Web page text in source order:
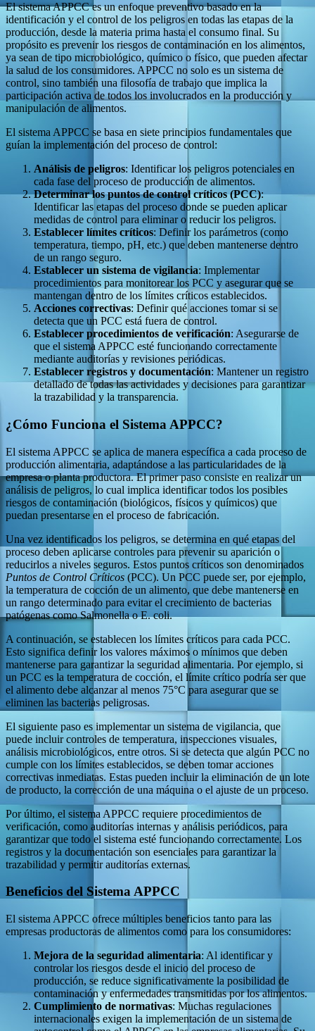
El sistema APPCC es un enfoque preventivo basado en la
identificación y el control de los peligros en todas las etapas de la
producción, desde la materia prima hasta el consumo final. Su
propósito es prevenir los riesgos de contaminación en los alimentos,
ya sean de tipo microbiológico, químico o físico, que pueden afectar
la salud de los consumidores. APPCC no solo es un sistema de
control, sino también una filosofía de trabajo que implica la
participación activa de todos los involucrados en la producción y
manipulación de alimentos.
El sistema APPCC se basa en siete principios fundamentales que
guían la implementación del proceso de control:
Análisis de peligros: Identificar los peligros potenciales en
cada fase del proceso de producción de alimentos.
Determinar los puntos de control críticos (PCC):
Identificar las etapas del proceso donde se pueden aplicar
medidas de control para eliminar o reducir los peligros.
Establecer límites críticos: Definir los parámetros (como
temperatura, tiempo, pH, etc.) que deben mantenerse dentro
de un rango seguro.
Establecer un sistema de vigilancia: Implementar
procedimientos para monitorear los PCC y asegurar que se
mantengan dentro de los límites críticos establecidos.
Acciones correctivas: Definir qué acciones tomar si se
detecta que un PCC está fuera de control.
Establecer procedimientos de verificación: Asegurarse de
que el sistema APPCC esté funcionando correctamente
mediante auditorías y revisiones periódicas.
Establecer registros y documentación: Mantener un registro
detallado de todas las actividades y decisiones para garantizar
la trazabilidad y la transparencia.
¿Cómo Funciona el Sistema APPCC?
El sistema APPCC se aplica de manera específica a cada proceso de
producción alimentaria, adaptándose a las particularidades de la
empresa o planta productora. El primer paso consiste en realizar un
análisis de peligros, lo cual implica identificar todos los posibles
riesgos de contaminación (biológicos, físicos y químicos) que
puedan presentarse en el proceso de fabricación.
Una vez identificados los peligros, se determina en qué etapas del
proceso deben aplicarse controles para prevenir su aparición o
reducirlos a niveles seguros. Estos puntos críticos son denominados
Puntos de Control Críticos (PCC). Un PCC puede ser, por ejemplo,
la temperatura de cocción de un alimento, que debe mantenerse en
un rango determinado para evitar el crecimiento de bacterias
patógenas como Salmonella o E. coli.
A continuación, se establecen los límites críticos para cada PCC.
Esto significa definir los valores máximos o mínimos que deben
mantenerse para garantizar la seguridad alimentaria. Por ejemplo, si
un PCC es la temperatura de cocción, el límite crítico podría ser que
el alimento debe alcanzar al menos 75°C para asegurar que se
eliminen las bacterias peligrosas.
El siguiente paso es implementar un sistema de vigilancia, que
puede incluir controles de temperatura, inspecciones visuales,
análisis microbiológicos, entre otros. Si se detecta que algún PCC no
cumple con los límites establecidos, se deben tomar acciones
correctivas inmediatas. Estas pueden incluir la eliminación de un lote
de producto, la corrección de una máquina o el ajuste de un proceso.
Por último, el sistema APPCC requiere procedimientos de
verificación, como auditorías internas y análisis periódicos, para
garantizar que todo el sistema esté funcionando correctamente. Los
registros y la documentación son esenciales para garantizar la
trazabilidad y permitir auditorías externas.
Beneficios del Sistema APPCC
El sistema APPCC ofrece múltiples beneficios tanto para las
empresas productoras de alimentos como para los consumidores:
Mejora de la seguridad alimentaria: Al identificar y
controlar los riesgos desde el inicio del proceso de
producción, se reduce significativamente la posibilidad de
contaminación y enfermedades transmitidas por los alimentos.
Cumplimiento de normativas: Muchas regulaciones
internacionales exigen la implementación de un sistema de